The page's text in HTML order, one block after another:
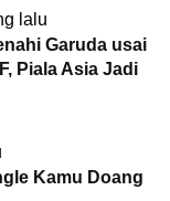
lalu
Garuda usai
Piala Asia Jadi
Kamu Doang